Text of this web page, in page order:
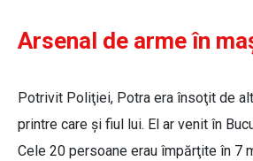
Arsenal de arme în
Potrivit Poliţiei, Potra era însoţit de
printre care şi fiul lui. El ar venit în
Cele 20 persoane erau împărţite în 7